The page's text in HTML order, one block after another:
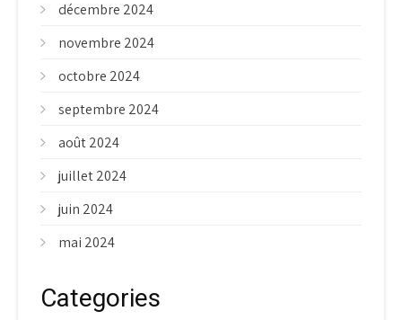
décembre 2024
novembre 2024
octobre 2024
septembre 2024
août 2024
juillet 2024
juin 2024
mai 2024
Categories